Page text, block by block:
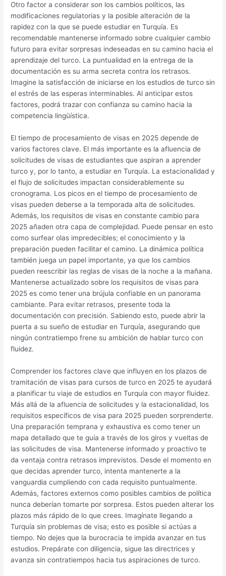
Otro factor a considerar son los cambios políticos, las
modificaciones regulatorias y la posible alteración de la
rapidez con la que se puede estudiar en Turquía. Es
recomendable mantenerse informado sobre cualquier cambio
futuro para evitar sorpresas indeseadas en su camino hacia el
aprendizaje del turco. La puntualidad en la entrega de la
documentación es su arma secreta contra los retrasos.
Imagine la satisfacción de iniciarse en los estudios de turco sin
el estrés de las esperas interminables. Al anticipar estos
factores, podrá trazar con confianza su camino hacia la
competencia lingüística.
El tiempo de procesamiento de visas en 2025 depende de
varios factores clave. El más importante es la afluencia de
solicitudes de visas de estudiantes que aspiran a aprender
turco y, por lo tanto, a estudiar en Turquía. La estacionalidad y
el flujo de solicitudes impactan considerablemente su
cronograma. Los picos en el tiempo de procesamiento de
visas pueden deberse a la temporada alta de solicitudes.
Además, los requisitos de visas en constante cambio para
2025 añaden otra capa de complejidad. Puede pensar en esto
como surfear olas impredecibles; el conocimiento y la
preparación pueden facilitar el camino. La dinámica política
también juega un papel importante, ya que los cambios
pueden reescribir las reglas de visas de la noche a la mañana.
Mantenerse actualizado sobre los requisitos de visas para
2025 es como tener una brújula confiable en un panorama
cambiante. Para evitar retrasos, presente toda la
documentación con precisión. Sabiendo esto, puede abrir la
puerta a su sueño de estudiar en Turquía, asegurando que
ningún contratiempo frene su ambición de hablar turco con
fluidez.
Comprender los factores clave que influyen en los plazos de
tramitación de visas para cursos de turco en 2025 te ayudará
a planificar tu viaje de estudios en Turquía con mayor fluidez.
Más allá de la afluencia de solicitudes y la estacionalidad, los
requisitos específicos de visa para 2025 pueden sorprenderte.
Una preparación temprana y exhaustiva es como tener un
mapa detallado que te guía a través de los giros y vueltas de
las solicitudes de visa. Mantenerse informado y proactivo te
da ventaja contra retrasos imprevistos. Desde el momento en
que decidas aprender turco, intenta mantenerte a la
vanguardia cumpliendo con cada requisito puntualmente.
Además, factores externos como posibles cambios de política
nunca deberían tomarte por sorpresa. Estos pueden alterar los
plazos más rápido de lo que crees. Imagínate llegando a
Turquía sin problemas de visa; esto es posible si actúas a
tiempo. No dejes que la burocracia te impida avanzar en tus
estudios. Prepárate con diligencia, sigue las directrices y
avanza sin contratiempos hacia tus aspiraciones de turco.